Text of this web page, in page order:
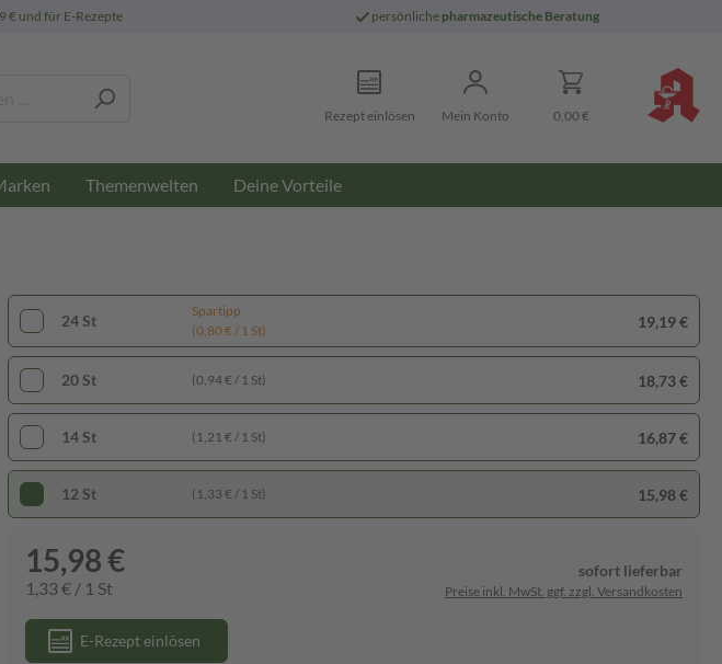
€ und für E-Rezepte persönliche pharmazeutische Beratung
Rezept einlösen Mein Konto 0,00 €
Themenwelten Deine Vorteile
24 St
Spartipp
(0,80 € / 1 St)
19,19 €
20 St (0,94 € / 1 St) 18,73 €
14 St (1,21 € / 1 St) 16,87 €
12 St (1,33 € / 1 St) 15,98 €
15,98 €
1,33 € / 1 St
sofort lieferbar
Preise inkl. MwSt. ggf. zzgl. Versandkosten
E-Rezept einlösen